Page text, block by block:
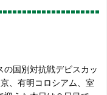
の国別対抗戦デビスカッ
、有明コロシアム、室